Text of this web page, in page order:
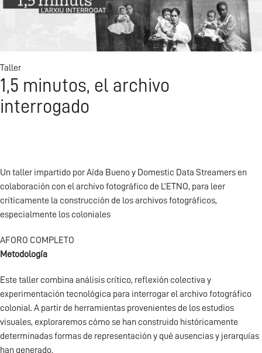
Taller
1,5 minutos, el archivo
interrogado
Un taller impartido por Aída Bueno y Domestic Data Streamers en
colaboración con el archivo fotográfico de L’ETNO, para leer
críticamente la construcción de los archivos fotográficos,
especialmente los coloniales
AFORO COMPLETO
Metodología
Este taller combina análisis crítico, reflexión colectiva y
experimentación tecnológica para interrogar el archivo fotográfico
colonial. A partir de herramientas provenientes de los estudios
visuales, exploraremos cómo se han construido históricamente
determinadas formas de representación y qué ausencias y jerarquías
han generado.